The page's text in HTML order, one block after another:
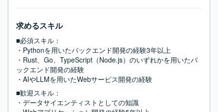
求めるスキル
■必須スキル：
・Pythonを用いたバックエンド開発の経験3年以上
・Rust、Go、TypeScript（Node.js）のいずれかを用いたバ
ックエンド開発の経験
・AIやLLMを用いたWebサービス開発の経験
■歓迎スキル：
・データサイエンティストとしての知識